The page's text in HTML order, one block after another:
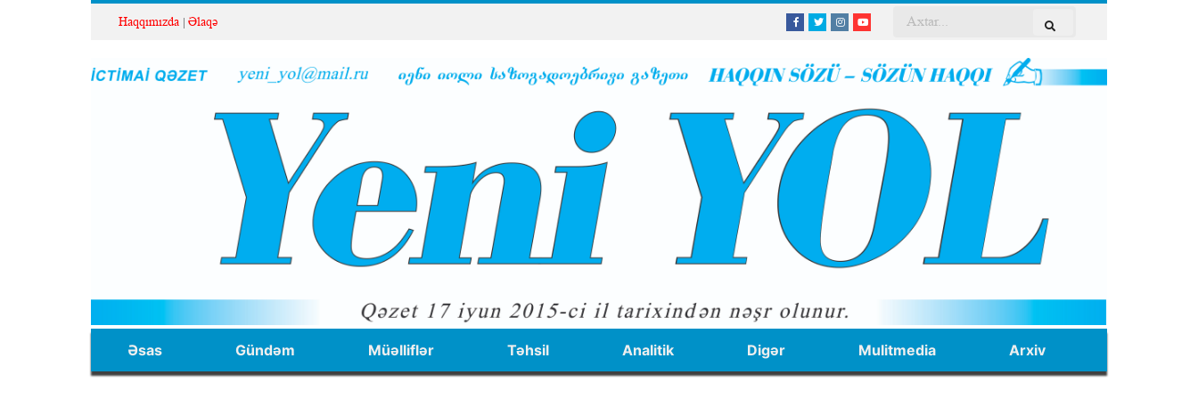
Haqqımızda Əlaqə
Əsas Gündəm Müəlliflər Təhsil Analitik Digər Mulitmedia Arxiv